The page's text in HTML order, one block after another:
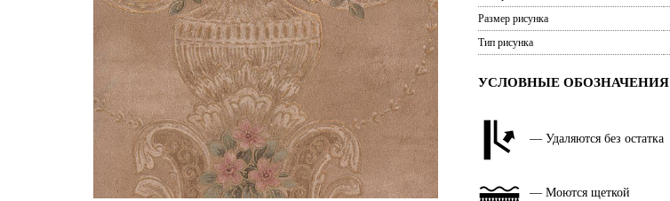
Размер рисунка
Тип рисунка
УСЛОВНЫЕ ОБОЗНАЧЕНИЯ
— Удаляются без остатка
— Моются щеткой